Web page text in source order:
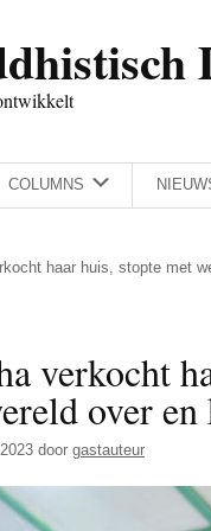
COLUMNS
haar huis, stopte met
verkocht
over
door gastauteur